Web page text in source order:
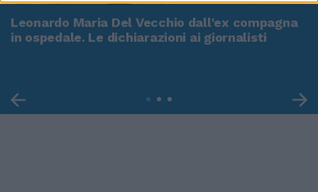
Leonardo Maria Del Vecchio dall'ex compagna
in ospedale. Le dichiarazioni ai giornalisti